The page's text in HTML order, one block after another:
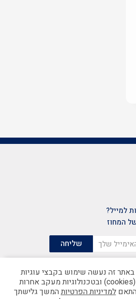
למייל?
המחוז
והצעות ממועדון לשכת
באמצעות דוא"ל. הנני
הסכמתי זו בכל עת באמצעות
האתר.
באתר זה נעשה שימוש בקבצי עוגיות
(cookies) ובטכנולוגיות מעקב אחרות
למדיניות הפרטיותהמשך גלישתך